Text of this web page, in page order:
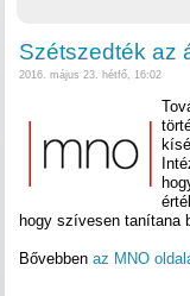
Szétszedték az
2016. május 23. hétfő, 16:02
hogy szívesen tanítana
Bővebben az MNO